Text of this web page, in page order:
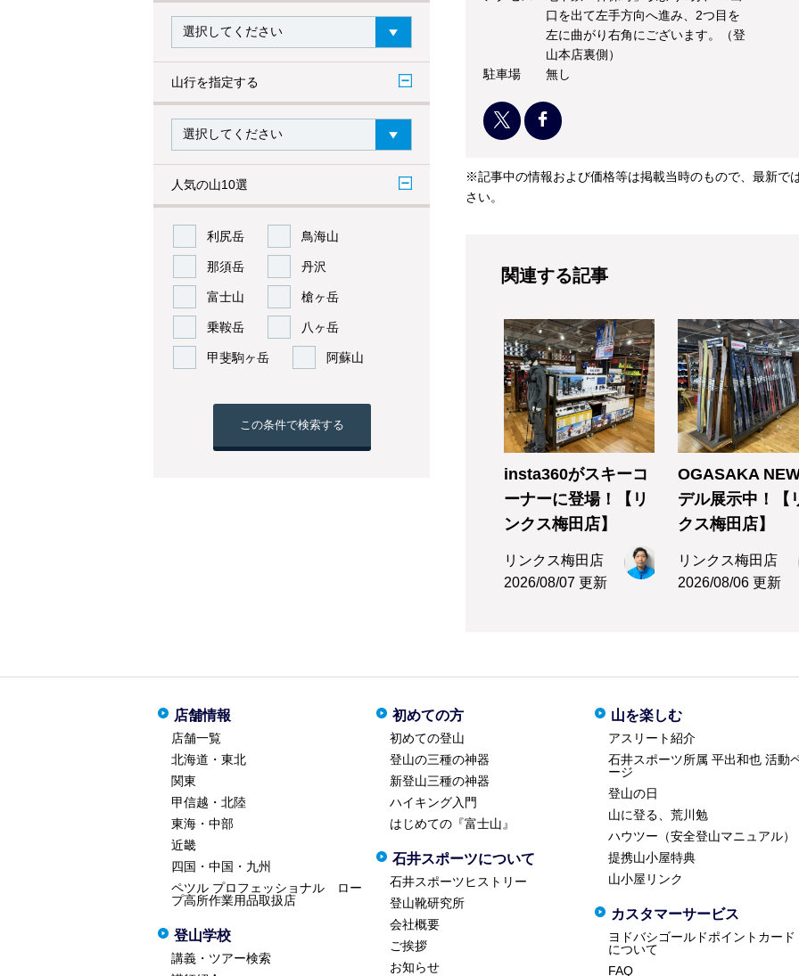
山行を指定する
人気の山10選
利尻岳 鳥海山
那須岳 丹沢
富士山 槍ヶ岳
乗鞍岳 八ヶ岳
甲斐駒ヶ岳 阿蘇山
この条件で検索する
口を出て左手方向へ進み、2つ目を
左に曲がり右角にございます。（登
山本店裏側）
駐車場
無し
※記事中の情報および価格等は掲載当時のもので、最新で
さい。
関連する記事
insta360がスキーコ
ーナーに登場！【リ
ンクス梅田店】
リンクス梅田店
2026/08/07 更新
OGASAKA
デル展示中！【
クス梅田店】
リンクス梅田店
2026/08/06 更新
店舗情報
店舗一覧
北海道・東北
関東
甲信越・北陸
東海・中部
近畿
四国・中国・九州
ペツル プロフェッショナル ロー
プ高所作業用品取扱店
登山学校
講義・ツアー検索
初めての方
初めての登山
登山の三種の神器
新登山三種の神器
ハイキング入門
はじめての『富士山』
石井スポーツについて
石井スポーツヒストリー
登山靴研究所
会社概要
ご挨拶
お知らせ
山を楽しむ
アスリート紹介
石井スポーツ所属 平出和也 活動
ージ
登山の日
山に登る、荒川勉
ハウツー（安全登山マニュアル）
提携山小屋特典
山小屋リンク
カスタマーサービス
ヨドバシゴールドポイントカード
について
FAQ